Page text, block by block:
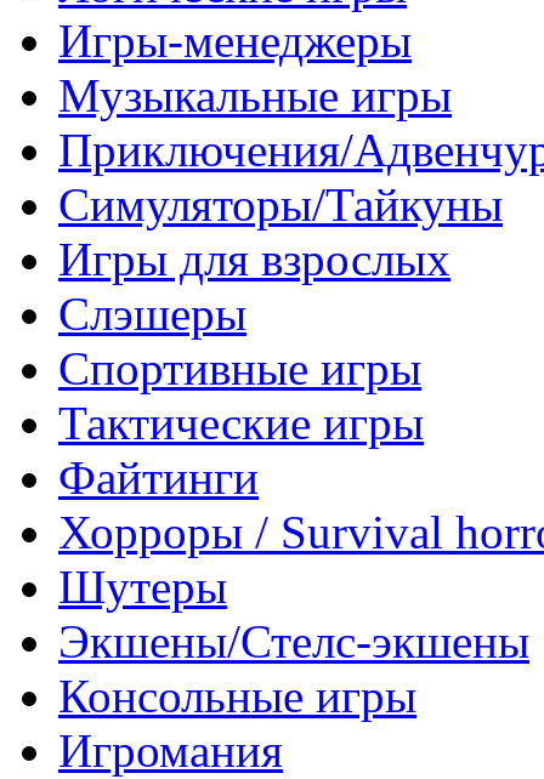
Игры-менеджеры
Музыкальные игры
Приключения/
Симуляторы/Тайкуны
Игры для взрослых
Слэшеры
Спортивные игры
Тактические игры
Файтинги
Хорроры / Survival
Шутеры
Экшены/Стелс-экшены
Консольные игры
Игромания